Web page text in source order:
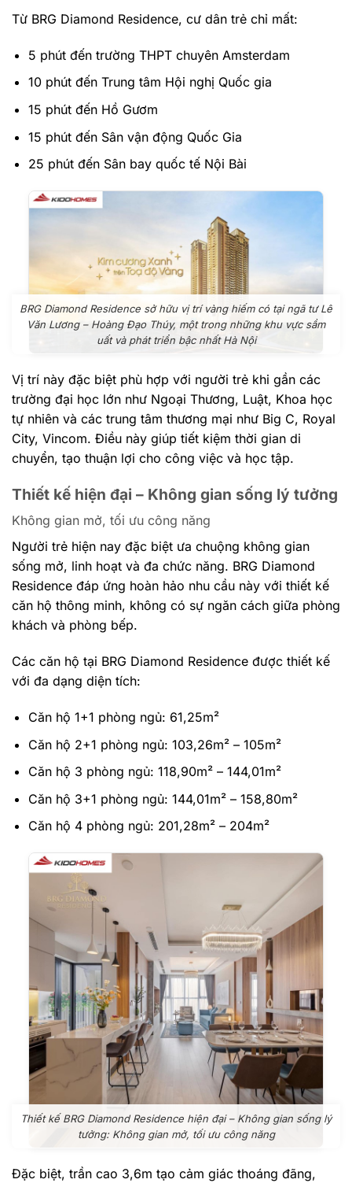
Từ BRG Diamond Residence, cư dân trẻ chỉ mất:
5 phút đến trường THPT chuyên Amsterdam
10 phút đến Trung tâm Hội nghị Quốc gia
15 phút đến Hồ Gươm
15 phút đến Sân vận động Quốc Gia
25 phút đến Sân bay quốc tế Nội Bài
BRG Diamond Residence sở hữu vị trí vàng hiếm có tại ngã tư Lê
Văn Lương – Hoàng Đạo Thúy, một trong những khu vực sầm
uất và phát triển bậc nhất Hà Nội
Vị trí này đặc biệt phù hợp với người trẻ khi gần các
trường đại học lớn như Ngoại Thương, Luật, Khoa học
tự nhiên và các trung tâm thương mại như Big C, Royal
City, Vincom. Điều này giúp tiết kiệm thời gian di
chuyển, tạo thuận lợi cho công việc và học tập.
Thiết kế hiện đại – Không gian sống lý tưởng
Không gian mở, tối ưu công năng
Người trẻ hiện nay đặc biệt ưa chuộng không gian
sống mở, linh hoạt và đa chức năng. BRG Diamond
Residence đáp ứng hoàn hảo nhu cầu này với thiết kế
căn hộ thông minh, không có sự ngăn cách giữa phòng
khách và phòng bếp.
Các căn hộ tại BRG Diamond Residence được thiết kế
với đa dạng diện tích:
Căn hộ 1+1 phòng ngủ: 61,25m²
Căn hộ 2+1 phòng ngủ: 103,26m² – 105m²
Căn hộ 3 phòng ngủ: 118,90m² – 144,01m²
Căn hộ 3+1 phòng ngủ: 144,01m² – 158,80m²
Căn hộ 4 phòng ngủ: 201,28m² – 204m²
Thiết kế BRG Diamond Residence hiện đại – Không gian sống lý
tưởng: Không gian mở, tối ưu công năng
Đặc biệt, trần cao 3,6m tạo cảm giác thoáng đãng,